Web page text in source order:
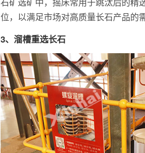
位，以满足市场对高质量长石产品的需
3、溜槽重选长石